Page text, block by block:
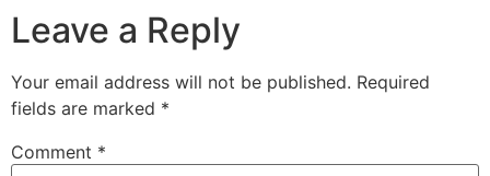
Leave a Reply
Your email address will not be published. Required
fields are marked *
Comment *